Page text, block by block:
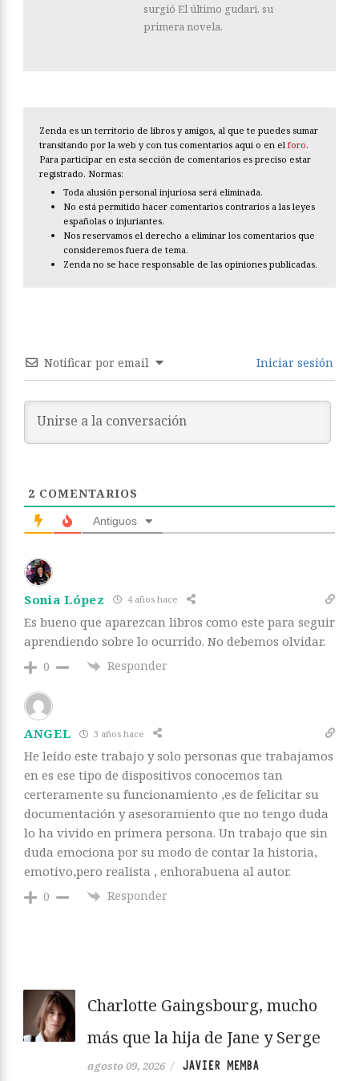
surgió El último gudari, su
primera novela.
Zenda es un territorio de libros y amigos, al que te puedes sumar
transitando por la web y con tus comentarios aquí o en el foro.
Para participar en esta sección de comentarios es preciso estar
registrado. Normas:
Toda alusión personal injuriosa será eliminada.
No está permitido hacer comentarios contrarios a las leyes
españolas o injuriantes.
Nos reservamos el derecho a eliminar los comentarios que
consideremos fuera de tema.
Zenda no se hace responsable de las opiniones publicadas.
Notificar por email Iniciar sesión
2 COMENTARIOS
Antiguos
Sonia López 4 años hace
Es bueno que aparezcan libros como este para seguir
aprendiendo sobre lo ocurrido. No debemos olvidar.
0 Responder
ANGEL 3 años hace
He leído este trabajo y solo personas que trabajamos
en es ese tipo de dispositivos conocemos tan
certeramente su funcionamiento ,es de felicitar su
documentación y asesoramiento que no tengo duda
lo ha vivido en primera persona. Un trabajo que sin
duda emociona por su modo de contar la historia,
emotivo,pero realista , enhorabuena al autor.
0 Responder
Charlotte Gaingsbourg, mucho
más que la hija de Jane y Serge
agosto 09, 2026 / JAVIER MEMBA